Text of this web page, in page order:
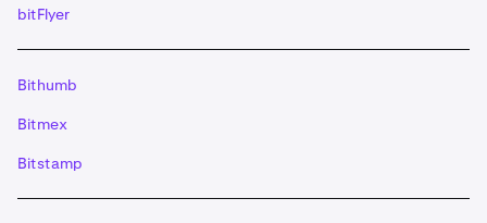
bitFlyer
Bithumb
Bitmex
Bitstamp